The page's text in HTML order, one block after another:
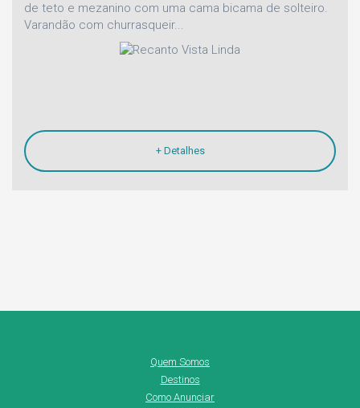
de teto e mezanino com uma cama bicama de solteiro.
Varandão com churrasqueir...
+ Detalhes
Quem Somos
Destinos
Como Anunciar